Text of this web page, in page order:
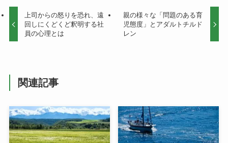
上司からの怒りを恐れ、遠
回しにくどくど釈明する社
員の心理とは
親の様々な「問題のある育
児態度」とアダルトチルド
レン
関連記事